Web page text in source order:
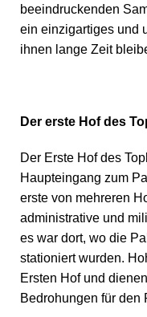
beeindruckenden
ein einzigartiges und
ihnen lange Zeit
Der erste Hof des
Der Erste Hof des
Haupteingang zum
erste von mehreren
administrative und
es war dort, wo die
stationiert wurden.
Ersten Hof und
Bedrohungen für den